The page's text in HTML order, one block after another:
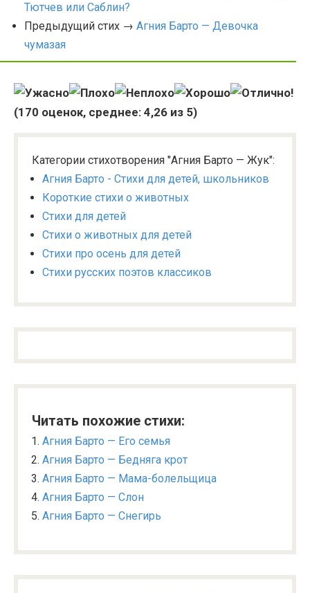
Тютчев или Саблин?
Предыдущий стих → Агния Барто — Девочка
чумазая
(170 оценок, среднее: 4,26 из 5)
Категории стихотворения "Агния Барто — Жук":
Агния Барто - Стихи для детей, школьников
Короткие стихи о животных
Стихи для детей
Стихи о животных для детей
Стихи про осень для детей
Стихи русских поэтов классиков
Читать похожие стихи:
Агния Барто — Его семья
Агния Барто — Бедняга крот
Агния Барто — Мама-болельщица
Агния Барто — Слон
Агния Барто — Снегирь